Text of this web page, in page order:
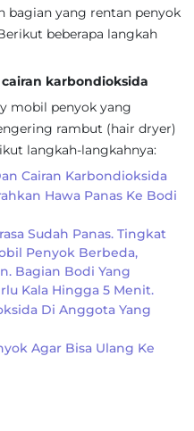
bagian yang rentan penyok
beberapa langkah
karbondioksida
mobil penyok yang
rambut (hair dryer)
langkah-langkahnya:
Cairan Karbondioksida
Hawa Panas Ke Bodi
Sudah Panas. Tingkat
Penyok Berbeda,
Bagian Bodi Yang
Kala Hingga 5 Menit.
Di Anggota Yang
Agar Bisa Ulang Ke